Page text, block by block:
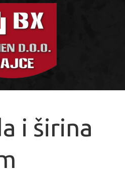
i širina